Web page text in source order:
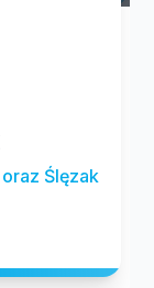
Ślęzak